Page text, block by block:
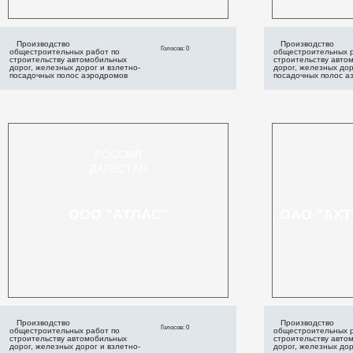
Производство
общестроительных работ по
строительству автомобильных
дорог, железных дорог и взлетно-
посадочных полос аэродромов
Голосов: 0
Производство
общестроительных
строительству
дорог, железных
посадочных полос
Производство
общестроительных работ по
строительству автомобильных
дорог, железных дорог и взлетно-
Голосов: 0
Производство
общестроительных
строительству
дорог, железных